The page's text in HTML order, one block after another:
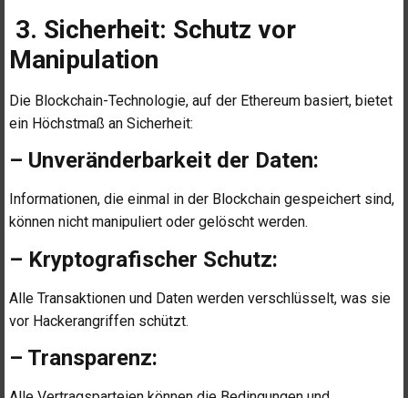
3. Sicherheit: Schutz vor
Manipulation
Die Blockchain-Technologie, auf der Ethereum basiert, bietet
ein Höchstmaß an Sicherheit:
– Unveränderbarkeit der Daten:
Informationen, die einmal in der Blockchain gespeichert sind,
können nicht manipuliert oder gelöscht werden.
– Kryptografischer Schutz:
Alle Transaktionen und Daten werden verschlüsselt, was sie
vor Hackerangriffen schützt.
– Transparenz: